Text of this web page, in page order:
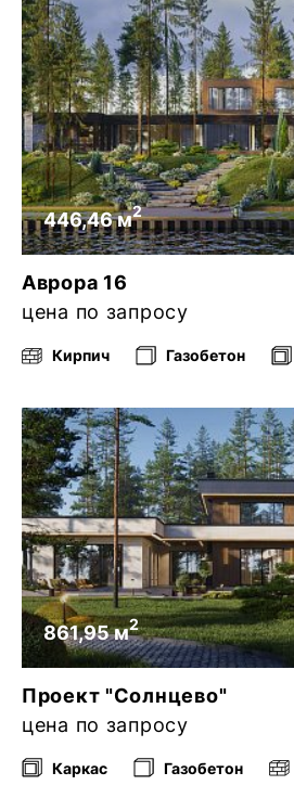
446,46 м2
Аврора 16
цена по запросу
Кирпич Газобетон
861,95 м2
Проект "Солнцево"
цена по запросу
Каркас Газобетон